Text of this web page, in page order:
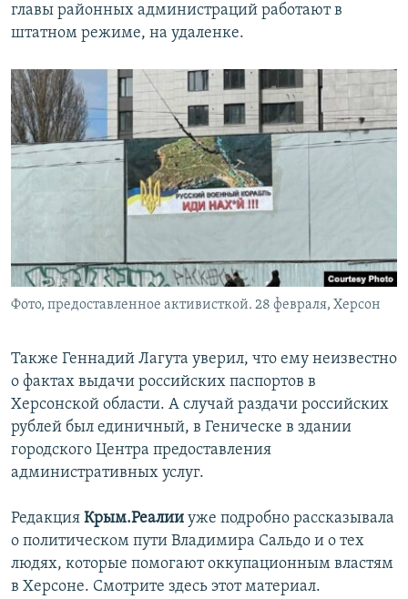
главы районных администраций работают в
штатном режиме, на удаленке.
Фото, предоставленное активисткой. 28 февраля, Херсон
Также Геннадий Лагута уверил, что ему неизвестно
о фактах выдачи российских паспортов в
Херсонской области. А случай раздачи российских
рублей был единичный, в Геническе в здании
городского Центра предоставления
административных услуг.
Редакция Крым.Реалии уже подробно рассказывала
о политическом пути Владимира Сальдо и о тех
людях, которые помогают оккупационным властям
в Херсоне. Смотрите здесь этот материал.